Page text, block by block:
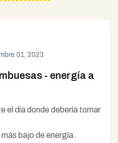
01, 2023
- energía a
el día donde debería tomar
bajo de energía.